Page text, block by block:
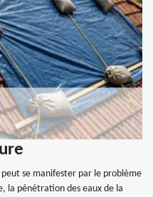
se manifester par le problème
la pénétration des eaux de la